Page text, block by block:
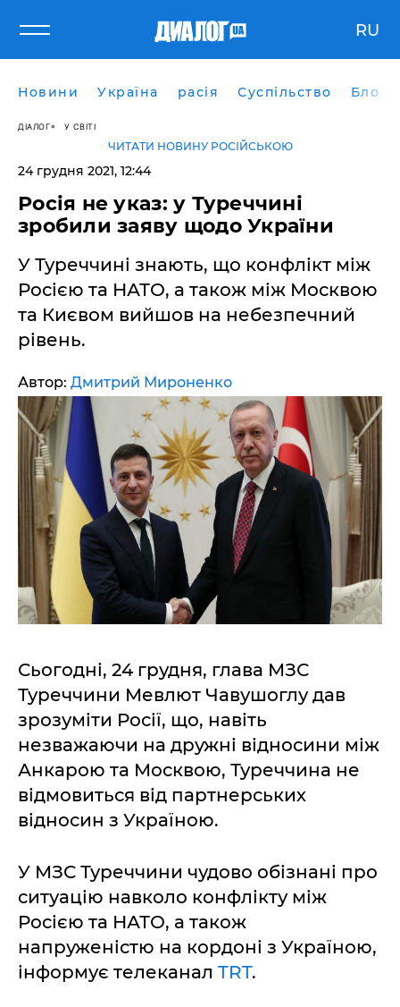
RU
Новини Україна расія Суспільство Блоги
ДІАЛОГ У СВІТІ
ЧИТАТИ НОВИНУ РОСІЙСЬКОЮ
24 грудня 2021, 12:44
Росія не указ: у Туреччині
зробили заяву щодо України
У Туреччині знають, що конфлікт між
Росією та НАТО, а також між Москвою
та Києвом вийшов на небезпечний
рівень.
Автор: Дмитрий Мироненко
Сьогодні, 24 грудня, глава МЗС
Туреччини Мевлют Чавушоглу дав
зрозуміти Росії, що, навіть
незважаючи на дружні відносини між
Анкарою та Москвою, Туреччина не
відмовиться від партнерських
відносин з Україною.
У МЗС Туреччини чудово обізнані про
ситуацію навколо конфлікту між
Росією та НАТО, а також
напруженістю на кордоні з Україною,
інформує телеканал TRT.